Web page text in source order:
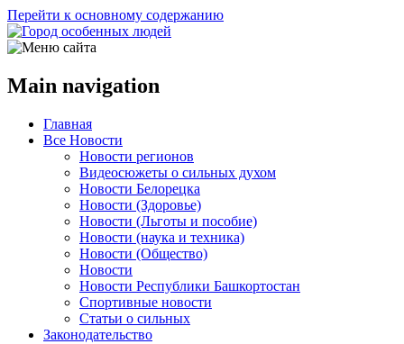
Перейти к основному содержанию
Main navigation
Главная
Все Новости
Новости регионов
Видеосюжеты о сильных духом
Новости Белорецка
Новости (Здоровье)
Новости (Льготы и пособие)
Новости (наука и техника)
Новости (Общество)
Новости
Новости Республики Башкортостан
Спортивные новости
Статьи о сильных
Законодательство